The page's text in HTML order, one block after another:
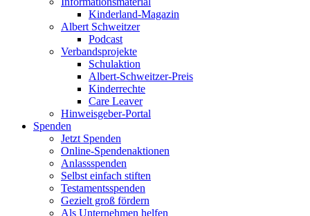
Kinderland-Magazin
Albert Schweitzer
Podcast
Verbandsprojekte
Schulaktion
Albert-Schweitzer-Preis
Kinderrechte
Care Leaver
Hinweisgeber-Portal
Spenden
Jetzt Spenden
Online-Spendenaktionen
Anlassspenden
Selbst einfach stiften
Testamentsspenden
Gezielt groß fördern
Als Unternehmen helfen